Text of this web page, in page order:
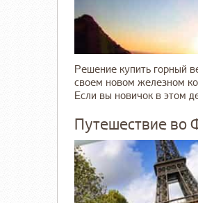
Решение купить горный
своем новом железном
Если вы новичок в этом
Путешествие во